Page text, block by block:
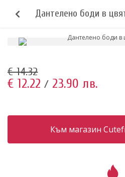
Дантелено боди в
€ 14.32
€ 12.22 / 23.90 лв.
Към магазин